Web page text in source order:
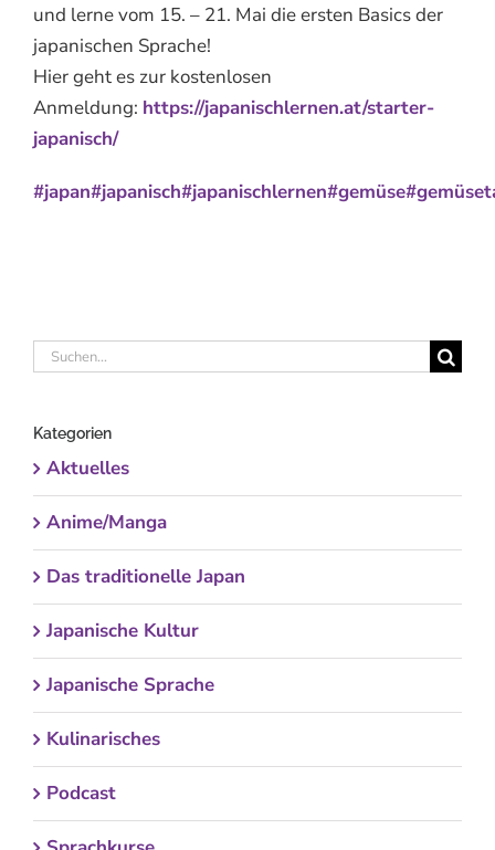
und lerne vom 15. – 21. Mai die ersten Basics der
japanischen Sprache!
Hier geht es zur kostenlosen
Anmeldung: https://japanischlernen.at/starter-
japanisch/
#japan#japanisch#japanischlernen#gemüse
Suche
Kategorien
Aktuelles
Anime/Manga
Das traditionelle Japan
Japanische Kultur
Japanische Sprache
Kulinarisches
Podcast